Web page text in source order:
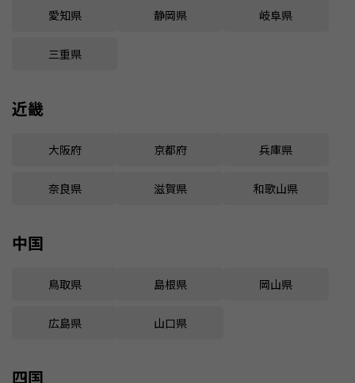
愛知県 静岡県 岐阜県
三重県
近畿
大阪府 京都府 兵庫県
奈良県 滋賀県 和歌山県
中国
鳥取県 島根県 岡山県
広島県 山口県
四国